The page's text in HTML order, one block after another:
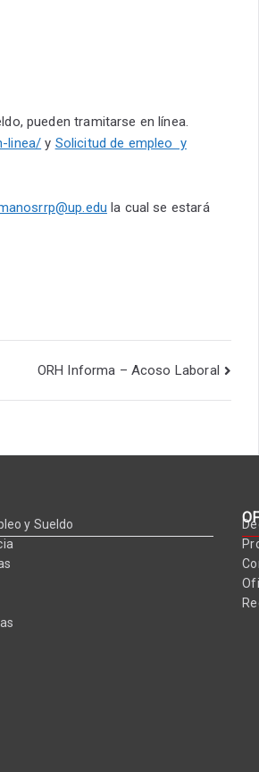
pueden tramitarse en línea.
linea/ y Solicitud de empleo y
la cual se estará
ORH Informa – Acoso Laboral
y Sueldo